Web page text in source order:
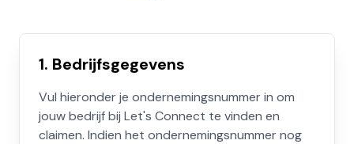
1. Bedrijfsgegevens
Vul hieronder je ondernemingsnummer in om
jouw bedrijf bij Let's Connect te vinden en
claimen. Indien het ondernemingsnummer nog